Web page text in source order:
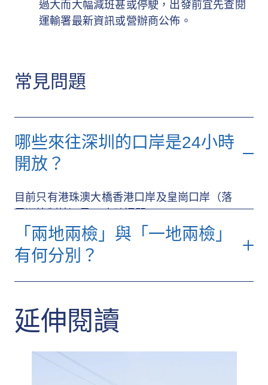
過大而大幅減班甚或停駛，出發前宜先查閱
運輸署最新資訊或營辦商公佈。
常見問題
哪些來往深圳的口岸是24小時
開放？
目前只有港珠澳大橋香港口岸及皇崗口岸（落
「兩地兩檢」與「一地兩檢」
有何分別？
14 15
延伸閱讀